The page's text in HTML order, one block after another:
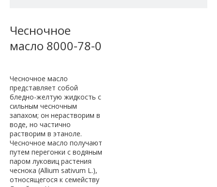
Чесночное
масло 8000-78-0
Чесночное масло
представляет собой
бледно-желтую жидкость с
сильным чесночным
запахом; он нерастворим в
воде, но частично
растворим в этаноле.
Чесночное масло получают
путем перегонки с водяным
паром луковиц растения
чеснока (Allium sativum L.),
относящегося к семейству